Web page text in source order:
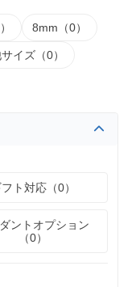
8mm（0）
イズ（0）
ト対応（0）
ントオプション
（0）